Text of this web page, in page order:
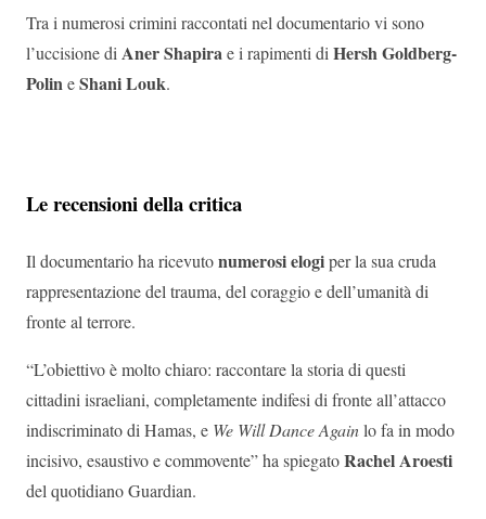
Tra i numerosi crimini raccontati nel documentario vi sono
l’uccisione diAner Shapirae i rapimenti diHersh Goldberg-
PolineShani Louk.
Le recensioni della critica
Il documentario ha ricevutonumerosi elogiper la sua cruda
rappresentazione del trauma, del coraggio e dell’umanità di
fronte al terrore.
“L’obiettivo è molto chiaro: raccontare la storia di questi
cittadini israeliani, completamente indifesi di fronte all’attacco
indiscriminato di Hamas, e We Will Dance Againlo fa in modo
incisivo, esaustivo e commovente” ha spiegatoRachel Aroesti
del quotidiano Guardian.